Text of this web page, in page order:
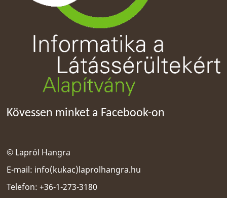
Kövessen minket a Facebook-on
© Lapról Hangra
E-mail: info(kukac)laprolhangra.hu
Telefon: +36-1-273-3180